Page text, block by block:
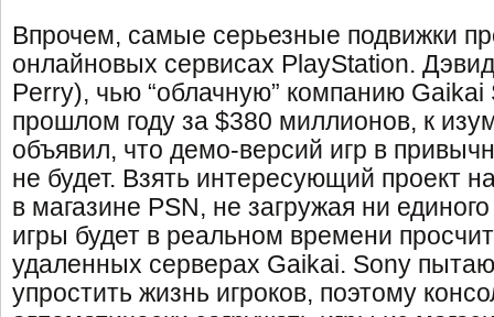
Впрочем, самые серьезные подвижки
онлайновых сервисах PlayStation.
Perry), чью “облачную” компанию Gaikai
прошлом году за $380 миллионов, к
объявил, что демо-версий игр в
не будет. Взять интересующий проект
в магазине PSN, не загружая ни
игры будет в реальном времени
удаленных серверах Gaikai. Sony
упростить жизнь игроков, поэтому